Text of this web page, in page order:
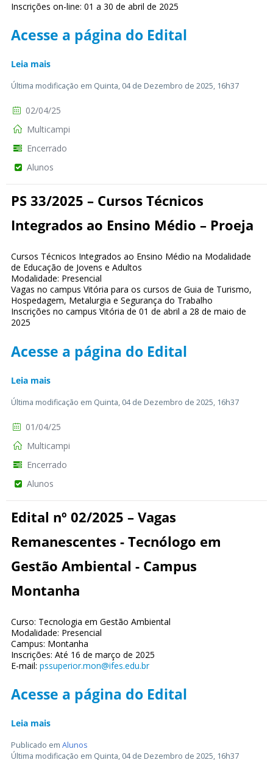
Inscrições on-line: 01 a 30 de abril de 2025
Acesse a página do Edital
Leia mais
Última modificação em Quinta, 04 de Dezembro de 2025, 16h37
02/04/25
Multicampi
Encerrado
Alunos
PS 33/2025 – Cursos Técnicos
Integrados ao Ensino Médio – Proeja
Cursos Técnicos Integrados ao Ensino Médio na Modalidade
de Educação de Jovens e Adultos
Modalidade: Presencial
Vagas no campus Vitória para os cursos de Guia de Turismo,
Hospedagem, Metalurgia e Segurança do Trabalho
Inscrições no campus Vitória de 01 de abril a 28 de maio de
2025
Acesse a página do Edital
Leia mais
Última modificação em Quinta, 04 de Dezembro de 2025, 16h37
01/04/25
Multicampi
Encerrado
Alunos
Edital nº 02/2025 – Vagas
Remanescentes - Tecnólogo em
Gestão Ambiental - Campus
Montanha
Curso: Tecnologia em Gestão Ambiental
Modalidade: Presencial
Campus: Montanha
Inscrições: Até 16 de março de 2025
E-mail: pssuperior.mon@ifes.edu.br
Acesse a página do Edital
Leia mais
Publicado em Alunos
Última modificação em Quinta, 04 de Dezembro de 2025, 16h37